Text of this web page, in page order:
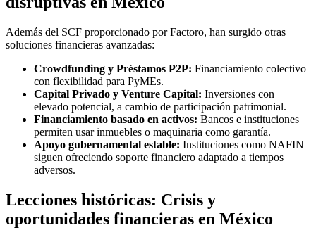
Además del SCF proporcionado por Factoro, han surgido otras
soluciones financieras avanzadas:
Crowdfunding y Préstamos P2P: Financiamiento colectivo
con flexibilidad para PyMEs.
Capital Privado y Venture Capital: Inversiones con
elevado potencial, a cambio de participación patrimonial.
Financiamiento basado en activos: Bancos e instituciones
permiten usar inmuebles o maquinaria como garantía.
Apoyo gubernamental estable: Instituciones como NAFIN
siguen ofreciendo soporte financiero adaptado a tiempos
adversos.
Lecciones históricas: Crisis y
oportunidades financieras en México